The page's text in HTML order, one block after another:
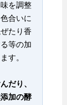
を調整
合いに
たり香
等の加
す。
だり、
加の酵